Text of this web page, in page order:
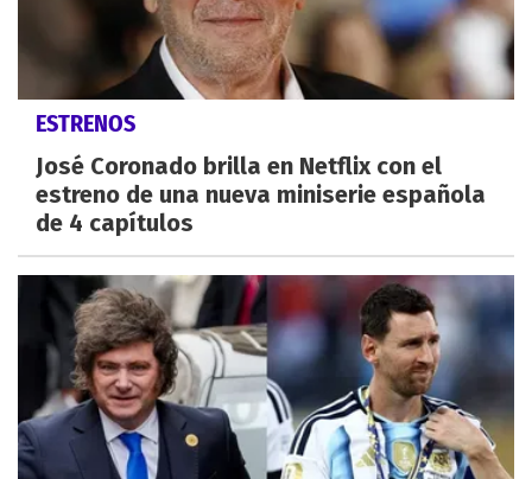
ESTRENOS
José Coronado brilla en Netflix con el
estreno de una nueva miniserie española
de 4 capítulos